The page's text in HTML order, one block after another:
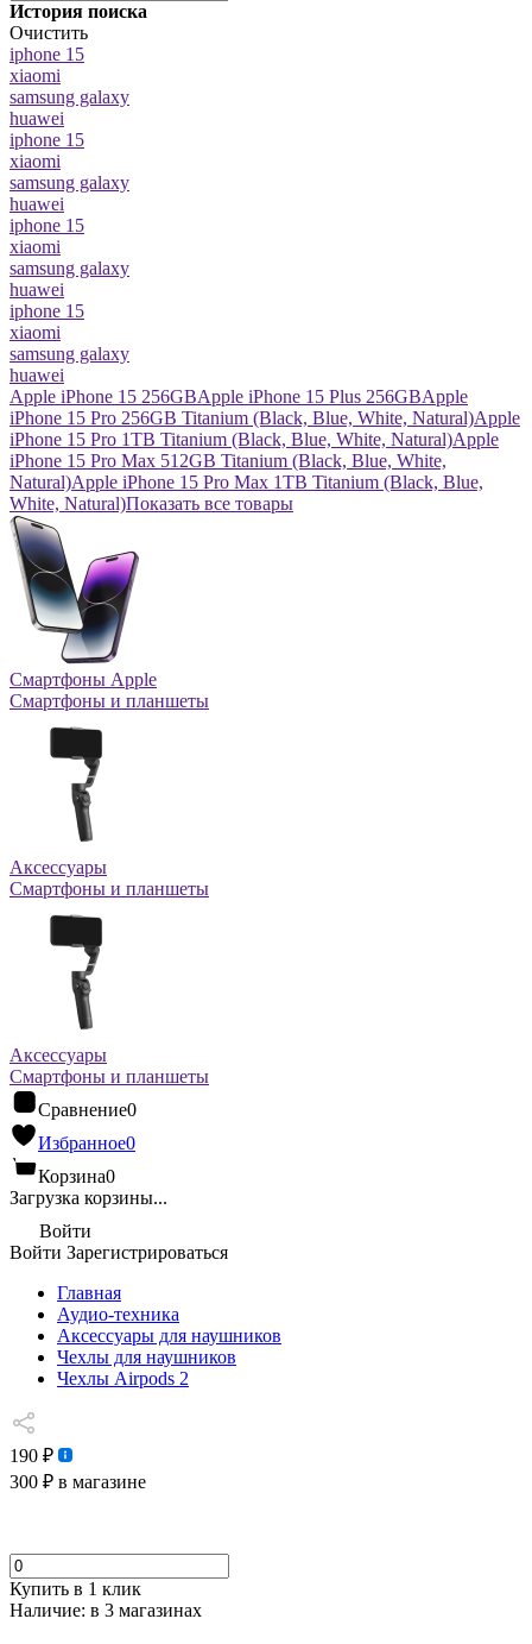
История поиска
Очистить
iphone 15
xiaomi
samsung galaxy
huawei
iphone 15
xiaomi
samsung galaxy
huawei
iphone 15
xiaomi
samsung galaxy
huawei
iphone 15
xiaomi
samsung galaxy
huawei
Apple iPhone 15 256GBApple iPhone 15 Plus 256GBApple
iPhone 15 Pro 256GB Titanium (Black, Blue, White, Natural)Apple
iPhone 15 Pro 1TB Titanium (Black, Blue, White, Natural)Apple
iPhone 15 Pro Max 512GB Titanium (Black, Blue, White,
Natural)Apple iPhone 15 Pro Max 1TB Titanium (Black, Blue,
White, Natural)Показать все товары
Смартфоны Apple
Смартфоны и планшеты
Аксессуары
Смартфоны и планшеты
Аксессуары
Смартфоны и планшеты
Сравнение0
Избранное0
Корзина0
Загрузка корзины...
Войти
Войти Зарегистрироваться
Главная
Аудио-техника
Аксессуары для наушников
Чехлы для наушников
Чехлы Airpods 2
190 ₽
300 ₽ в магазине
Купить в 1 клик
Наличие: в 3 магазинах